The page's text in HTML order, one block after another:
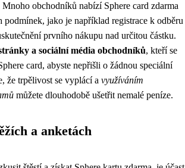
obchodníků nabízí Sphere card zdarma
podmínek, jako je například registrace k odběru
prvního nákupu nad určitou částku.
a sociální média obchodníků, kteří se
card, abyste nepřišli o žádnou speciální
že trpělivost se vyplácí a využíváním
můžete dlouhodobě ušetřit nemalé peníze.
a anketách